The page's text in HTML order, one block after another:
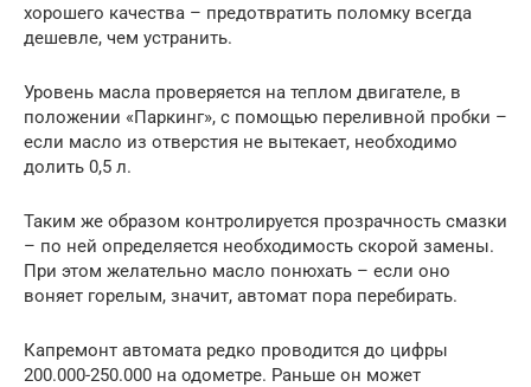
хорошего качества – предотвратить поломку всегда
дешевле, чем устранить.
Уровень масла проверяется на теплом двигателе, в
положении «Паркинг», с помощью переливной пробки –
если масло из отверстия не вытекает, необходимо
долить 0,5 л.
Таким же образом контролируется прозрачность смазки
– по ней определяется необходимость скорой замены.
При этом желательно масло понюхать – если оно
воняет горелым, значит, автомат пора перебирать.
Капремонт автомата редко проводится до цифры
200.000-250.000 на одометре. Раньше он может